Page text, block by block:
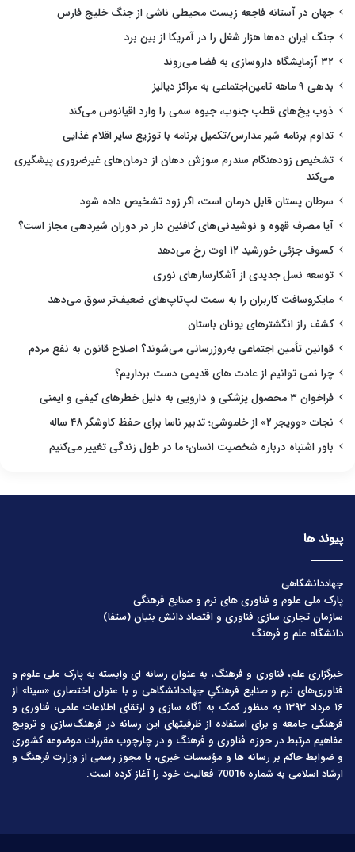
جهان در آستانه فاجعه زیست محیطی ناشی از جنگ خلیج فارس
جنگ ایران ده‌ها هزار شغل را در آمریکا از بین برد
۳۲ آزمایشگاه داروسازی به فضا می‌روند
بدهی ۹ ماهه تامین‌اجتماعی به مراکز دیالیز
ذوب یخ‌های قطب جنوب، جیوه سمی را وارد اقیانوس می‌کند
تداوم برنامه شیر مدارس/تکمیل برنامه با توزیع سایر اقلام غذایی
تشخیص زودهنگام سندرم سوزش دهان از درمان‌های غیرضروری پیشگیری
می‌کند
سرطان پستان قابل درمان است، اگر زود تشخیص داده شود
آیا مصرف قهوه و نوشیدنی‌های کافئین دار در دوران شیردهی مجاز است؟
کسوف جزئی خورشید ۱۲ اوت رخ می‌دهد
توسعه نسل جدیدی از آشکارسازهای نوری
مایکروسافت کاربران را به سمت لپ‌تاپ‌های ضعیف‌تر سوق می‌دهد
کشف راز انگشترهای یونان باستان
قوانین تأمین اجتماعی به‌روزرسانی می‌شوند؟ اصلاح قانون به نفع مردم
چرا نمی توانیم از عادت های قدیمی دست برداریم؟
فراخوان ۳ محصول پزشکی و دارویی به دلیل خطرهای کیفی و ایمنی
نجات «وویجر ۲» از خاموشی؛ تدبیر ناسا برای حفظ کاوشگر ۴۸ ساله
باور اشتباه درباره شخصیت انسان؛ ما در طول زندگی تغییر می‌کنیم
پیوند ها
جهاددانشگاهی
پارک ملی علوم و فناوری های نرم و صنایع فرهنگی
سازمان تجاری سازی فناوری و اقتصاد دانش بنیان (ستفا)
دانشگاه علم و فرهنگ
خبرگزاری علم، فناوری و فرهنگ، به عنوان رسانه ای وابسته به پارک ملی علوم و
فناوری‌های نرم و صنایع فرهنگیِ جهاددانشگاهی و با عنوان اختصاری «سینا» از
۱۶ مرداد ۱۳۹۳ به منظور کمک به آگاه سازی و ارتقای اطلاعات علمی، فناوری و
فرهنگی جامعه و برای استفاده از ظرفیتهای این رسانه در فرهنگ‌سازی و ترویج
مفاهیم مرتبط در حوزه فناوری و فرهنگ و در چارچوب مقررات موضوعه کشوری
و ضوابط حاکم بر رسانه ها و مؤسسات خبری، با مجوز رسمی از وزارت فرهنگ و
ارشاد اسلامی به شماره 70016 فعالیت خود را آغاز کرده است.